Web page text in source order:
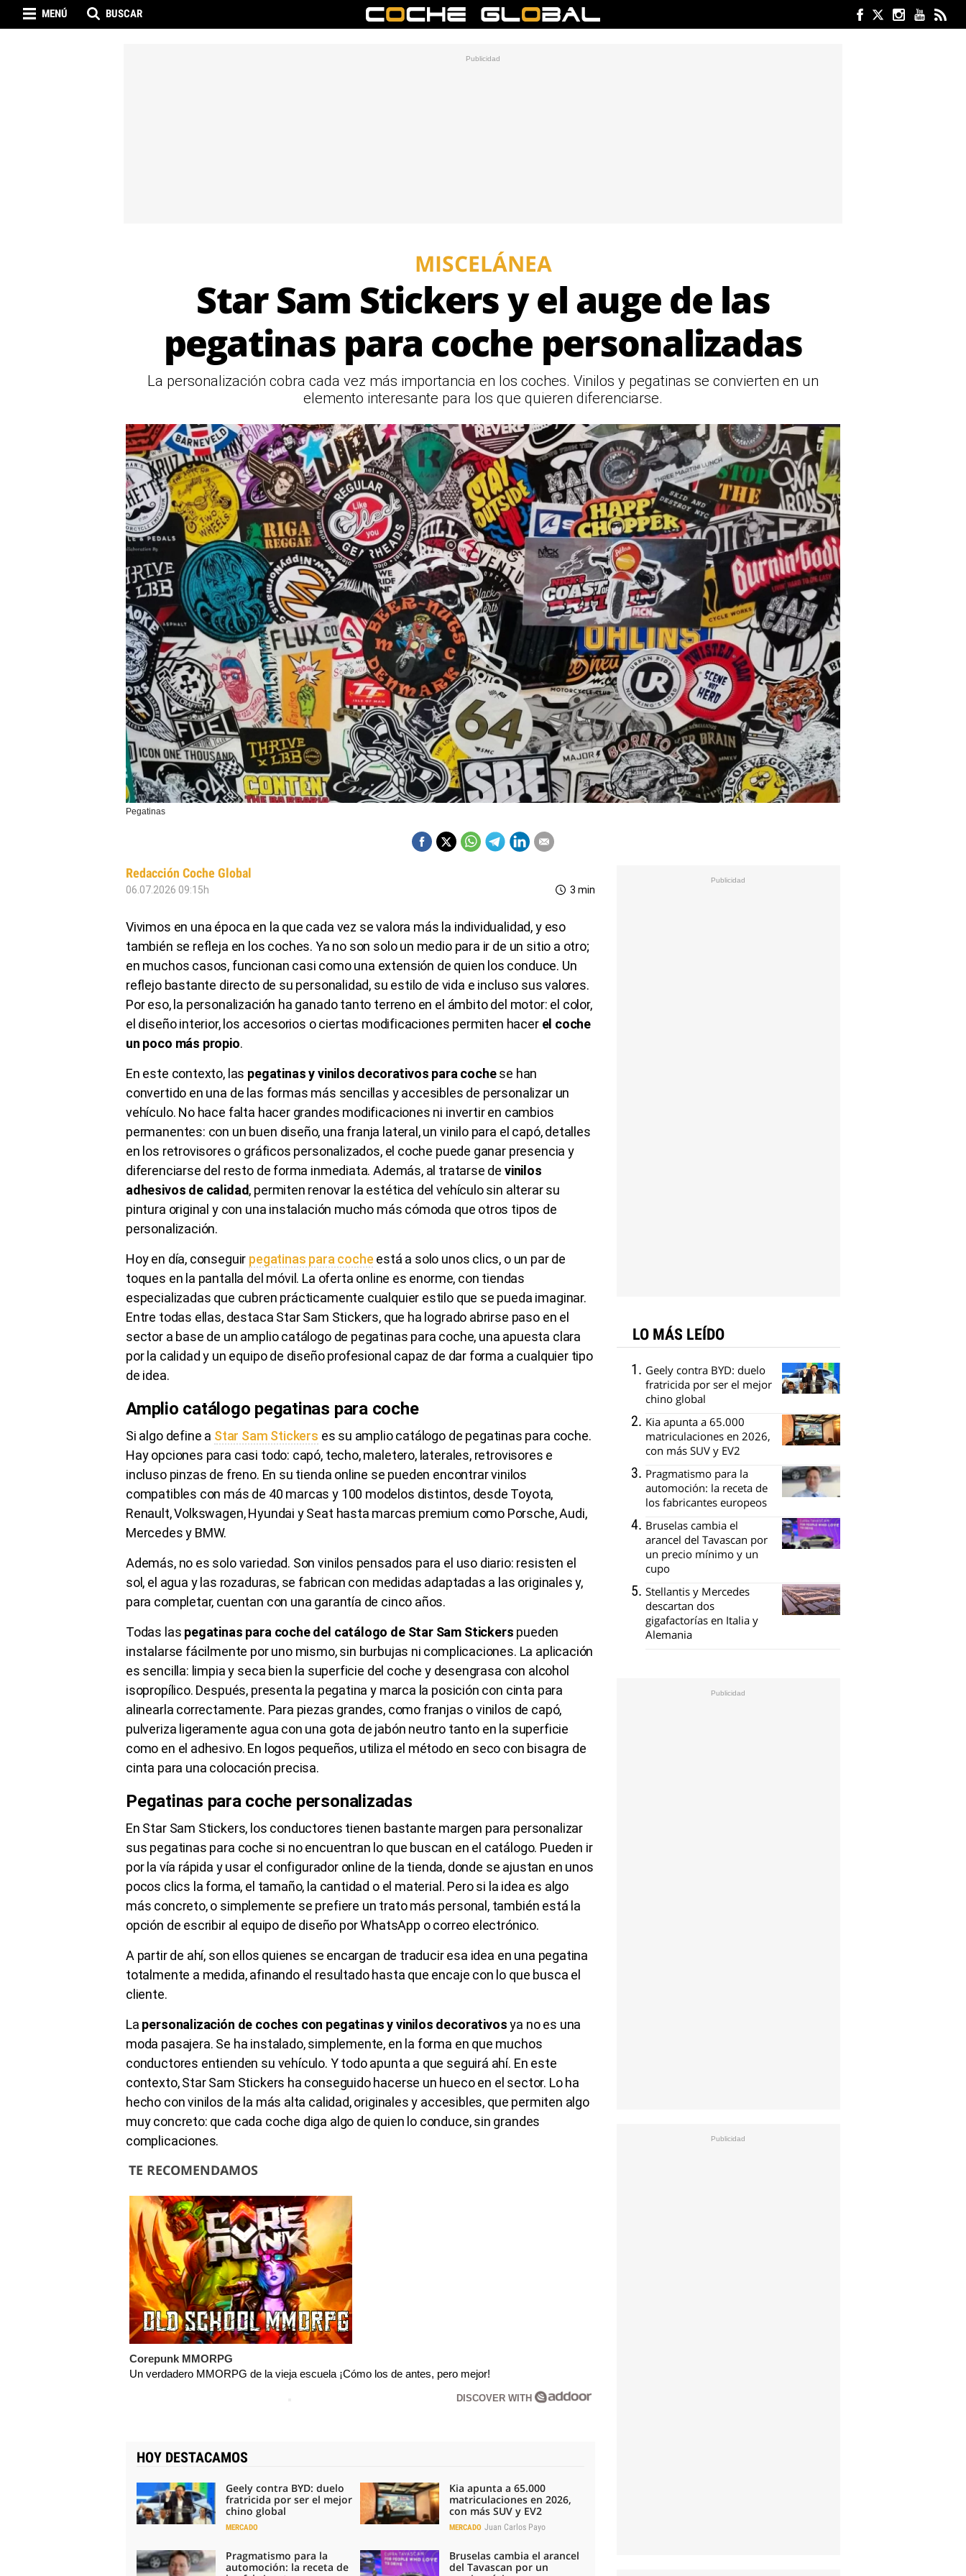
MENÚ BUSCAR
MISCELÁNEA
Star Sam Stickers y el auge de las
pegatinas para coche personalizadas
La personalización cobra cada vez más importancia en los coches. Vinilos y pegatinas se convierten en un
elemento interesante para los que quieren diferenciarse.
Pegatinas
Redacción Coche Global
06.07.2026 09:15h 3 min
Vivimos en una época en la que cada vez se valora más la individualidad, y eso
también se refleja en los coches. Ya no son solo un medio para ir de un sitio a otro;
en muchos casos, funcionan casi como una extensión de quien los conduce. Un
reflejo bastante directo de su personalidad, su estilo de vida e incluso sus valores.
Por eso, la personalización ha ganado tanto terreno en el ámbito del motor: el color,
el diseño interior, los accesorios o ciertas modificaciones permiten hacer el coche
un poco más propio.
En este contexto, las pegatinas y vinilos decorativos para cochese han
convertido en una de las formas más sencillas y accesibles de personalizar un
vehículo. No hace falta hacer grandes modificaciones ni invertir en cambios
permanentes: con un buen diseño, una franja lateral, un vinilo para el capó, detalles
en los retrovisores o gráficos personalizados, el coche puede ganar presencia y
diferenciarse del resto de forma inmediata. Además, al tratarse de vinilos
adhesivos de calidad, permiten renovar la estética del vehículo sin alterar su
pintura original y con una instalación mucho más cómoda que otros tipos de
personalización.
Hoy en día, conseguir pegatinas para coche está a solo unos clics, o un par de
toques en la pantalla del móvil. La oferta online es enorme, con tiendas
especializadas que cubren prácticamente cualquier estilo que se pueda imaginar.
Entre todas ellas, destaca Star Sam Stickers, que ha logrado abrirse paso en el
sector a base de un amplio catálogo de pegatinas para coche, una apuesta clara
por la calidad y un equipo de diseño profesional capaz de dar forma a cualquier tipo
de idea.
Amplio catálogo pegatinas para coche
Si algo define a Star Sam Stickers es su amplio catálogo de pegatinas para coche.
Hay opciones para casi todo: capó, techo, maletero, laterales, retrovisores e
incluso pinzas de freno. En su tienda online se pueden encontrar vinilos
compatibles con más de 40 marcas y 100 modelos distintos, desde Toyota,
Renault, Volkswagen, Hyundai y Seat hasta marcas premium como Porsche, Audi,
Mercedes y BMW.
Además, no es solo variedad. Son vinilos pensados para el uso diario: resisten el
sol, el agua y las rozaduras, se fabrican con medidas adaptadas a las originales y,
para completar, cuentan con una garantía de cinco años.
Todas las pegatinas para coche del catálogo de Star Sam Stickers pueden
instalarse fácilmente por uno mismo, sin burbujas ni complicaciones. La aplicación
es sencilla: limpia y seca bien la superficie del coche y desengrasa con alcohol
isopropílico. Después, presenta la pegatina y marca la posición con cinta para
alinearla correctamente. Para piezas grandes, como franjas o vinilos de capó,
pulveriza ligeramente agua con una gota de jabón neutro tanto en la superficie
como en el adhesivo. En logos pequeños, utiliza el método en seco con bisagra de
cinta para una colocación precisa.
Pegatinas para coche personalizadas
En Star Sam Stickers, los conductores tienen bastante margen para personalizar
sus pegatinas para coche si no encuentran lo que buscan en el catálogo. Pueden ir
por la vía rápida y usar el configurador online de la tienda, donde se ajustan en unos
pocos clics la forma, el tamaño, la cantidad o el material. Pero si la idea es algo
más concreto, o simplemente se prefiere un trato más personal, también está la
opción de escribir al equipo de diseño por WhatsApp o correo electrónico.
A partir de ahí, son ellos quienes se encargan de traducir esa idea en una pegatina
totalmente a medida, afinando el resultado hasta que encaje con lo que busca el
cliente.
La personalización de coches con pegatinas y vinilos decorativosya no es una
moda pasajera. Se ha instalado, simplemente, en la forma en que muchos
conductores entienden su vehículo. Y todo apunta a que seguirá ahí. En este
contexto, Star Sam Stickers ha conseguido hacerse un hueco en el sector. Lo ha
hecho con vinilos de la más alta calidad, originales y accesibles, que permiten algo
muy concreto: que cada coche diga algo de quien lo conduce, sin grandes
complicaciones.
TE RECOMENDAMOS
Corepunk MMORPG
Un verdadero MMORPG de la vieja escuela ¡Cómo los de antes, pero mejor!
DISCOVER WITH
HOY DESTACAMOS
Geely contra BYD: duelo
fratricida por ser el mejor
chino global
MERCADO
Kia apunta a 65.000
matriculaciones en 2026,
con más SUV y EV2
MERCADO Juan Carlos Payo
Pragmatismo para la
automoción: la receta de
Bruselas cambia el arancel
del Tavascan por un
LO MÁS LEÍDO
Geely contra BYD: duelo
fratricida por ser el mejor
chino global
Kia apunta a 65.000
matriculaciones en 2026,
con más SUV y EV2
Pragmatismo para la
automoción: la receta de
los fabricantes europeos
Bruselas cambia el
arancel del Tavascan por
un precio mínimo y un
cupo
Stellantis y Mercedes
descartan dos
gigafactorías en Italia y
Alemania